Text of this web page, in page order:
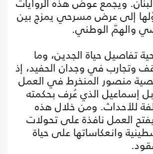
إلى عرض مسرحي يمزج بين
والهمّ الوطني.
تفاصيل حياة الجدين، وما
وتجارب في وجدان الحفيد، إذ
منصور المنخرط في العمل
إسماعيل الذي عُرف بحكمته
للأحداث. ومن خلال هذه
العمل نافذة على تحولات
وانعكاساتها على حياة